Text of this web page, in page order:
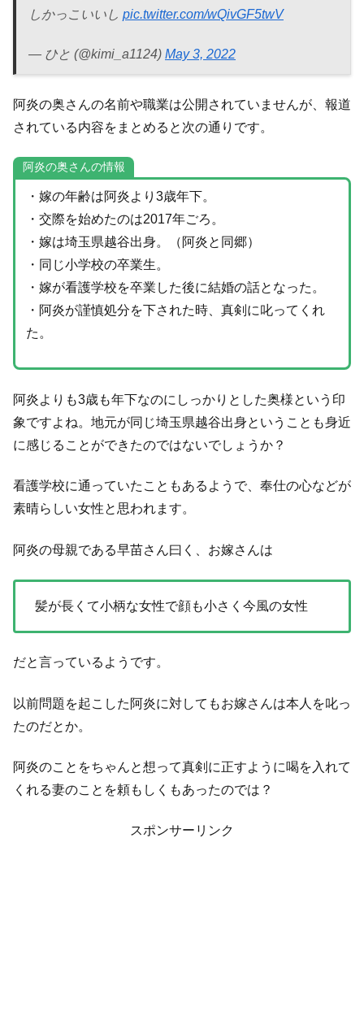
しかっこいいし pic.twitter.com/wQivGF5twV
— ひと (@kimi_a1124) May 3, 2022
阿炎の奥さんの名前や職業は公開されていませんが、報道
されている内容をまとめると次の通りです。
阿炎の奥さんの情報
・嫁の年齢は阿炎より3歳年下。
・交際を始めたのは2017年ごろ。
・嫁は埼玉県越谷出身。（阿炎と同郷）
・同じ小学校の卒業生。
・嫁が看護学校を卒業した後に結婚の話となった。
・阿炎が謹慎処分を下された時、真剣に叱ってくれ
た。
阿炎よりも3歳も年下なのにしっかりとした奥様という印
象ですよね。地元が同じ埼玉県越谷出身ということも身近
に感じることができたのではないでしょうか？
看護学校に通っていたこともあるようで、奉仕の心などが
素晴らしい女性と思われます。
阿炎の母親である早苗さん曰く、お嫁さんは
髪が長くて小柄な女性で顔も小さく今風の女性
だと言っているようです。
以前問題を起こした阿炎に対してもお嫁さんは本人を叱っ
たのだとか。
阿炎のことをちゃんと想って真剣に正すように喝を入れて
くれる妻のことを頼もしくもあったのでは？
スポンサーリンク